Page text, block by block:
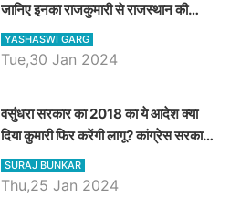
जानिए इनका राजकुमारी से राजस्थान की
डिप्टी सीएम बनने तक का सफर, एक क्लिक में
जाने पूरा जीवन परिचय
YASHASWI GARG
Tue,30 Jan 2024
वसुंधरा सरकार का 2018 का ये आदेश क्या
दिया कुमारी फिर करेंगी लागू? कांग्रेस सरकार
ने किया था निरस्त
SURAJ BUNKAR
Thu,25 Jan 2024